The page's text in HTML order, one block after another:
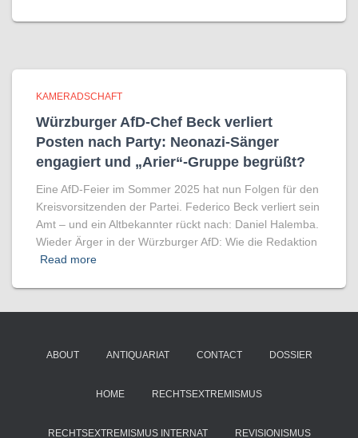
KAMERADSCHAFT
Würzburger AfD-Chef Beck verliert
Posten nach Party: Neonazi-Sänger
engagiert und „Arier“-Gruppe begrüßt?
Eine AfD-Feier im Sommer 2025 hat nun Folgen für den
Kreisvorsitzenden der Partei. Federico Beck verliert sein
Amt – und ein Altbekannter rückt nach: Daniel Halemba.
Wieder Ärger in der Würzburger AfD: Wie die Redaktion
Read more
ABOUT ANTIQUARIAT CONTACT DOSSIER
HOME RECHTSEXTREMISMUS
RECHTSEXTREMISMUS INTERNAT REVISIONISMUS